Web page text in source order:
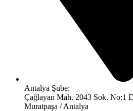
Antalya Şube:
Çağlayan Mah. 2043 Sok. No:1
Muratpaşa / Antalya